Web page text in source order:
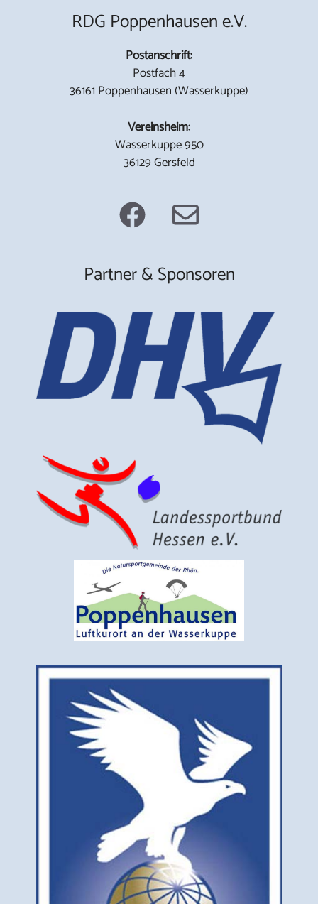
RDG Poppenhausen e.V.
Postanschrift:
Postfach 4
36161 Poppenhausen (Wasserkuppe)
Vereinsheim:
Wasserkuppe 950
36129 Gersfeld
Partner & Sponsoren